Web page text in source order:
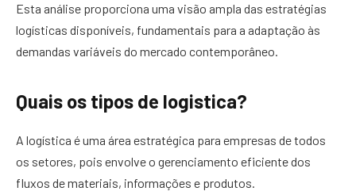
Esta análise proporciona uma visão ampla das estratégias
logísticas disponíveis, fundamentais para a adaptação às
demandas variáveis do mercado contemporâneo.
Quais os tipos de logistica?
A logística é uma área estratégica para empresas de todos
os setores, pois envolve o gerenciamento eficiente dos
fluxos de materiais, informações e produtos.